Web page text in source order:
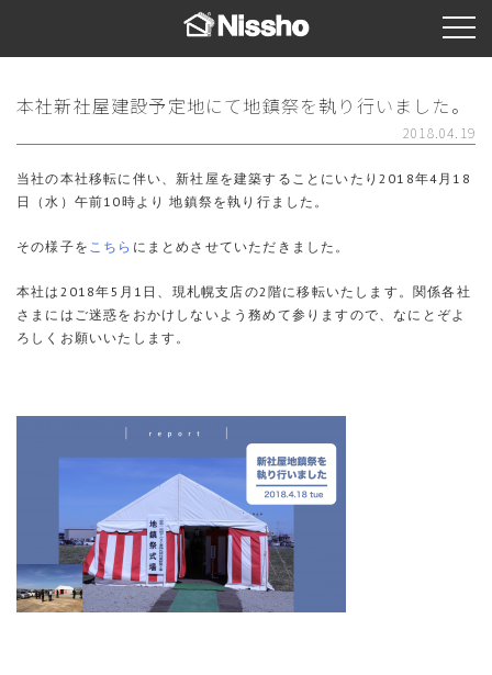
本社新社屋建設予定地にて地鎮祭を執り行いました。
2018.04.19
当社の本社移転に伴い、新社屋を建築することにいたり2018年4月18
日（水）午前10時より 地鎮祭を執り行ました。
その様子を こちら にまとめさせていただきました。
本社は2018年5月1日、現札幌支店の2階に移転いたします。関係各社
さまにはご迷惑をおかけしないよう務めて参りますので、なにとぞよ
ろしくお願いいたします。